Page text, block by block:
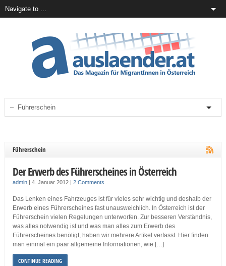
Führerschein
Der Erwerb des Führerscheines in Österreich
admin| 4. Januar 2012 | 2 Comments
Das Lenken eines Fahrzeuges ist für vieles sehr wichtig und deshalb der
Erwerb eines Führerscheines fast unausweichlich. In Österreich ist der
Führerschein vielen Regelungen unterworfen. Zur besseren Verständnis,
was alles notwendig ist und was man alles zum Erwerb des
Führerscheines benötigt, haben wir mehrere Artikel verfasst. Hier finden
man einmal ein paar allgemeine Informationen, wie […]
CONTINUE READING